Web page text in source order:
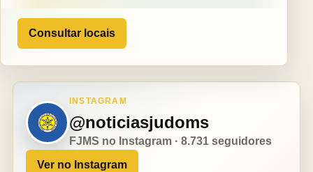
Consultar locais
INSTAGRAM
@noticiasjudoms
FJMS no Instagram · 8.731 seguidores
Ver no Instagram